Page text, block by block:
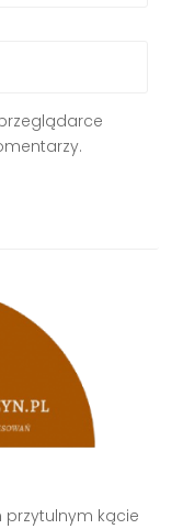
przytulnym kącie